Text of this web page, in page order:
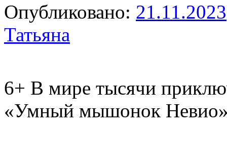
Опубликовано: 21.11.2023
Татьяна
6+ В мире тысячи
«Умный мышонок